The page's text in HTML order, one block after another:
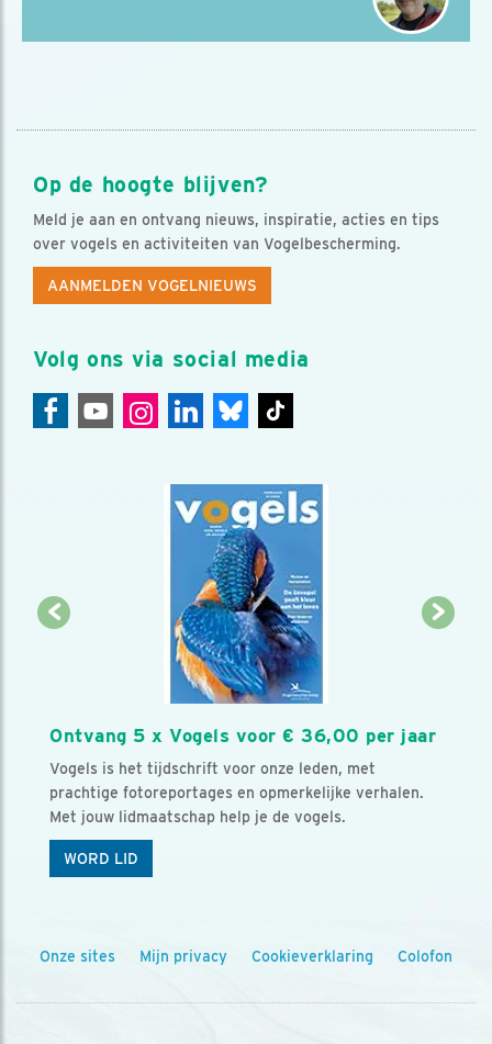
Op de hoogte blijven?
Meld je aan en ontvang nieuws, inspiratie, acties en tips
over vogels en activiteiten van Vogelbescherming.
AANMELDEN VOGELNIEUWS
Volg ons via social media
Ontvang 5 x Vogels voor € 36,00 per jaar
Vogels is het tijdschrift voor onze leden, met
prachtige fotoreportages en opmerkelijke verhalen.
Met jouw lidmaatschap help je de vogels.
WORD LID
Onze sites Mijn privacy Cookieverklaring Colofon